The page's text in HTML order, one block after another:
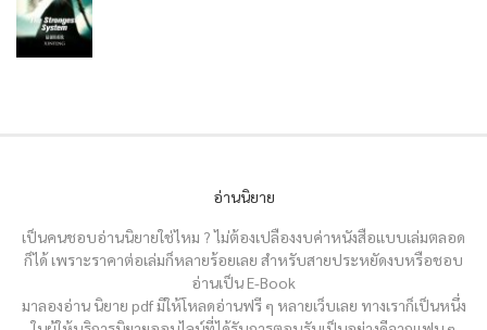
February 22, 2021
ตอนที่ 766 จุดจบของเฮ่อหลานชาง / ตอนที่ 767 ตัดสินทุกอย่าง
ตอนที่ 762 ผมไม่ใช่เขา! / ตอนที่ 763 ความฝัน
อ่านนิยาย
เป็นคนชอบอ่านนิยายใช่ไหม ? ไม่ต้องเปลืองงบค่าหนังสือแบบเล่มตลอด
ก็ได้ เพราะราคาต่อเล่มก็หลายร้อยเลย สำหรับสายประหยัดงบหรือชอบ
อ่านเป็น E-Book
มาลองอ่าน นิยาย pdf มีให้โหลดอ่านฟรี ๆ หลายเว็บเลย ทางเราก็เป็นหนึ่ง